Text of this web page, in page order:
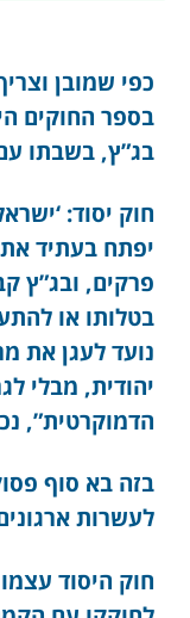
כפי שמובן
בספר החוקים
בג”ץ, בשבתו עם 11
חוק יסוד:
יפתח בעתיד
פרקים, ובג”ץ
בטלותו או
נועד לעגן את
יהודית, מבלי
הדמוקרטית”,
בזה בא סוף
לעשרות
חוק היסוד